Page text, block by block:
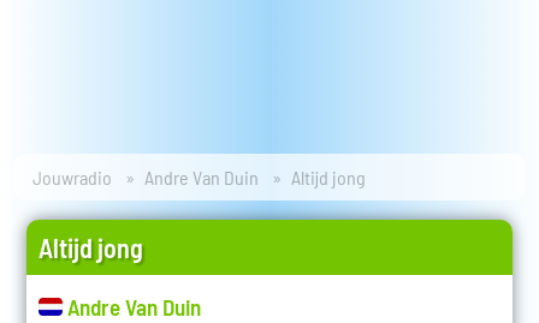
Jouwradio Andre Van Duin Altijd jong
Altijd jong
Andre Van Duin